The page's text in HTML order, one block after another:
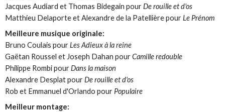
Jacques Audiard et Thomas Bidegain pourDe rouille et d'os
Matthieu Delaporte et Alexandre de la Patellière pourLe Prénom
Meilleure musique originale:
Bruno Coulais pourLes Adieux à la reine
Gaëtan Roussel et Joseph Dahan pourCamille redouble
Philippe Rombi pourDans la maison
Alexandre Desplat pourDe rouille et d'os
Rob et Emmanuel d'Orlando pour Populaire
Meilleur montage: